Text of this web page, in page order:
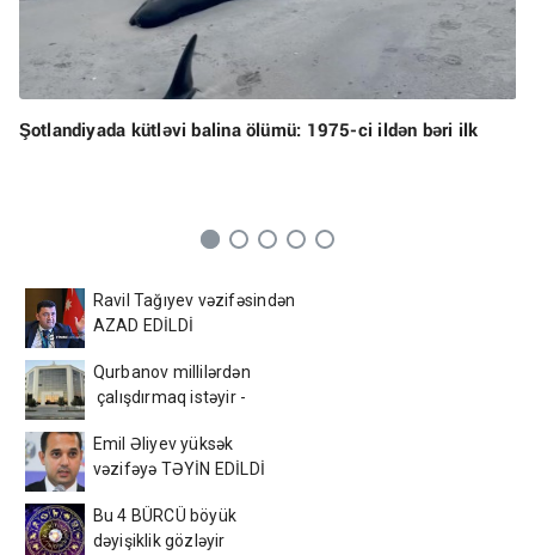
Şotlandiyada kütləvi balina ölümü: 1975-ci ildən bəri ilk
Ravil Tağıyev vəzifəsindən
AZAD EDİLDİ
Qurbanov millilərdən
çalışdırmaq istəyir -
Emil Əliyev yüksək
vəzifəyə TƏYİN EDİLDİ
Bu 4 BÜRCÜ böyük
dəyişiklik gözləyir